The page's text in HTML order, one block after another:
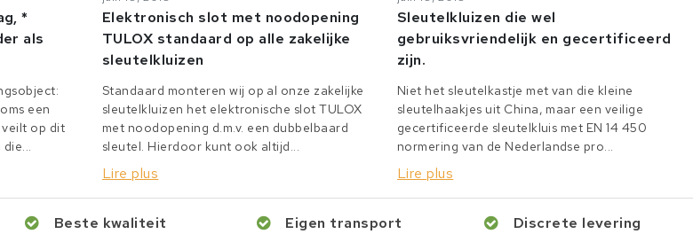
*
als
een
op dit
Elektronisch slot met noodopening
TULOX standaard op alle zakelijke
sleutelkluizen
Standaard monteren wij op al onze zakelijke
sleutelkluizen het elektronische slot TULOX
met noodopening d.m.v. een dubbelbaard
sleutel. Hierdoor kunt ook altijd...
Lire plus
Sleutelkluizen die wel
gebruiksvriendelijk en gecertificeerd
zijn.
Niet het sleutelkastje met van die kleine
sleutelhaakjes uit China, maar een veilige
gecertificeerde sleutelkluis met EN 14 450
normering van de Nederlandse pro...
Lire plus
Beste kwaliteit Eigen transport Discrete levering